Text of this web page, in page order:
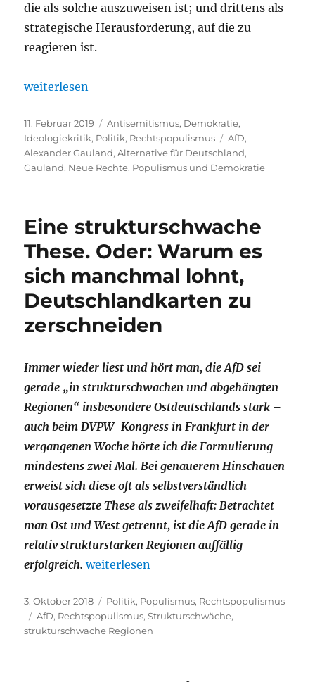
die als solche auszuweisen ist; und drittens als
strategische Herausforderung, auf die zu
reagieren ist.
„Rechter Ideologe und schlechter Soziologe.
weiterlesen
Veröffentlicht
am
11. Februar 2019 Kategorien
Antisemitismus, Demokratie,
Ideologiekritik, Politik, Rechtspopulismus Schlagwörter
AfD,
Alexander Gauland,Alternative für Deutschland,
Gauland, Neue Rechte, Populismus und Demokratie
Eine strukturschwache
These. Oder: Warum es
sich manchmal lohnt,
Deutschlandkarten zu
zerschneiden
Immer wieder liest und hört man, die AfD sei
gerade „in strukturschwachen und abgehängten
Regionen“ insbesondere Ostdeutschlands stark –
auch beim DVPW-Kongress in Frankfurt in der
vergangenen Woche hörte ich die Formulierung
mindestens zwei Mal. Bei genauerem Hinschauen
erweist sich diese oft als selbstverständlich
vorausgesetzte These als zweifelhaft: Betrachtet
man Ost und West getrennt, ist die AfD gerade in
relativ strukturstarken Regionen auffällig
erfolgreich. „Eine strukturschwache These. Oder:
weiterlesen
Veröffentlicht
am
3. Oktober 2018 Kategorien
Politik, Populismus, Rechtspopulismus
Schlagwörter
AfD, Rechtspopulismus,Strukturschwäche,
strukturschwache Regionen